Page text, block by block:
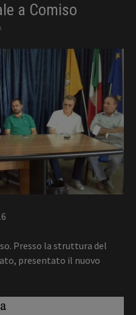
a Comiso
Presso la struttura del
presentato il nuovo